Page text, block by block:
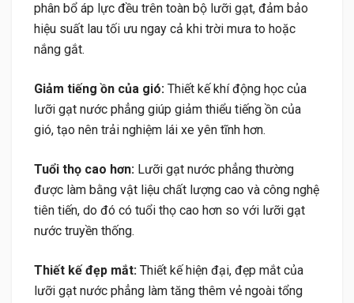
phân bổ áp lực đều trên toàn bộ lưỡi gạt, đảm bảo
hiệu suất lau tối ưu ngay cả khi trời mưa to hoặc
nắng gắt.
Giảm tiếng ồn của gió: Thiết kế khí động học của
lưỡi gạt nước phẳng giúp giảm thiểu tiếng ồn của
gió, tạo nên trải nghiệm lái xe yên tĩnh hơn.
Tuổi thọ cao hơn: Lưỡi gạt nước phẳng thường
được làm bằng vật liệu chất lượng cao và công nghệ
tiên tiến, do đó có tuổi thọ cao hơn so với lưỡi gạt
nước truyền thống.
Thiết kế đẹp mắt: Thiết kế hiện đại, đẹp mắt của
lưỡi gạt nước phẳng làm tăng thêm vẻ ngoài tổng